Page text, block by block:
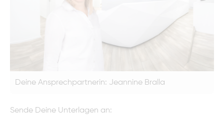
Deine Ansprechpartnerin: Jeannine Bralla
Sende Deine Unterlagen an: